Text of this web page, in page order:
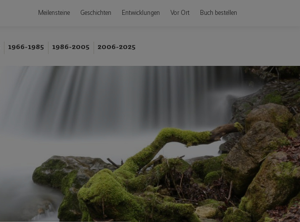
1966-1985 1986-2005 2006-2025
Meilensteine Geschichten Entwicklungen Vor Ort Buch bestellen